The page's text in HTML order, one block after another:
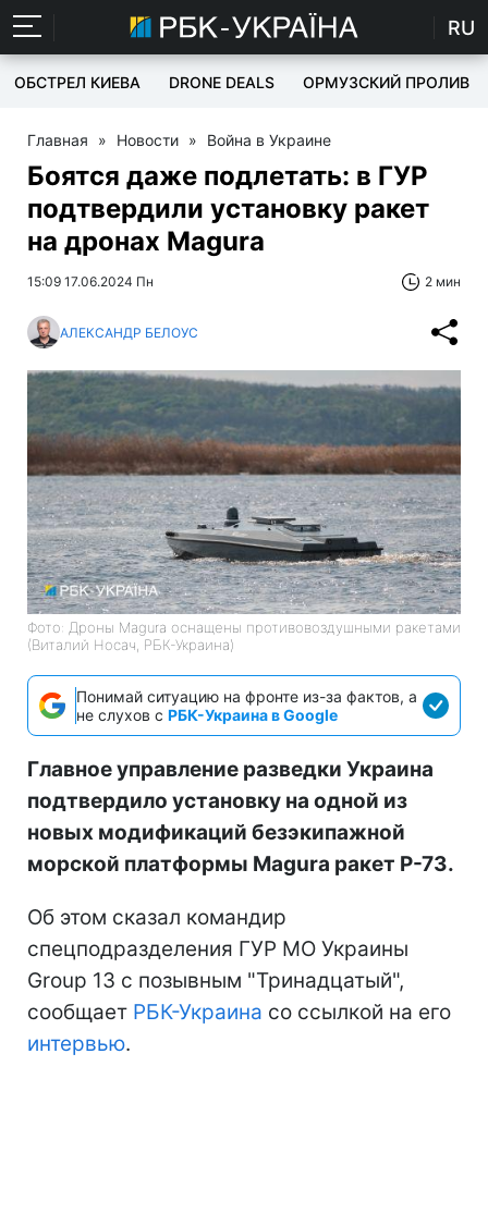
RU
ОБСТРЕЛ КИЕВА DRONE DEALS ОРМУЗСКИЙ ПРОЛИВ
Главная » Новости » Война в Украине
Боятся даже подлетать: в ГУР
подтвердили установку ракет
на дронах Magura
15:09 17.06.2024 Пн 2 мин
АЛЕКСАНДР БЕЛОУС
Фото: Дроны Magura оснащены противовоздушными ракетами
(Виталий Носач, РБК-Украина)
Понимай ситуацию на фронте из-за фактов, а
не слухов с РБК-Украина в Google
Главное управление разведки Украина
подтвердило установку на одной из
новых модификаций безэкипажной
морской платформы Magura ракет Р-73.
Об этом сказал командир
спецподразделения ГУР МО Украины
Group 13 с позывным "Тринадцатый",
сообщает РБК-Украина со ссылкой на его
интервью.